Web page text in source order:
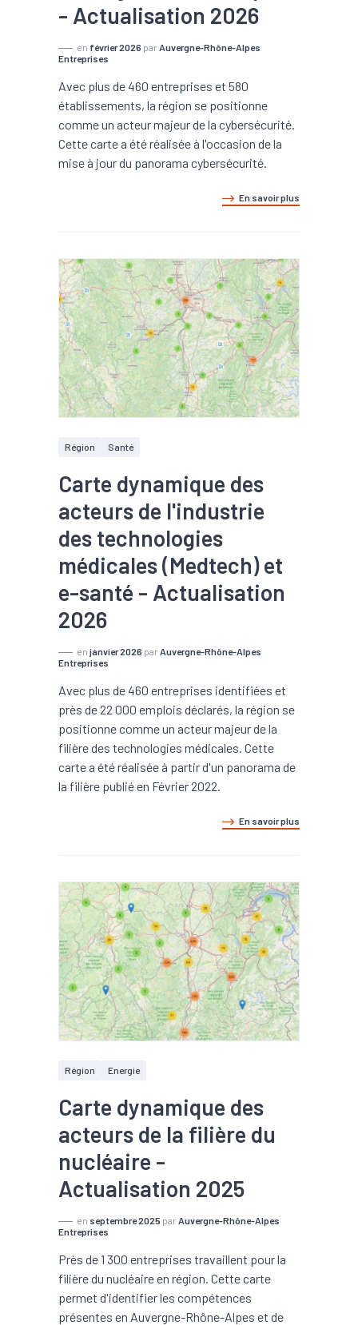
- Actualisation 2026
en février 2026 par Auvergne-Rhône-Alpes
Entreprises
Avec plus de 460 entreprises et 580
établissements, la région se positionne
comme un acteur majeur de la cybersécurité.
Cette carte a été réalisée à l'occasion de la
mise à jour du panorama cybersécurité.
En savoir plus
Région Santé
Carte dynamique des
acteurs de l'industrie
des technologies
médicales (Medtech) et
e-santé - Actualisation
2026
en janvier 2026 par Auvergne-Rhône-Alpes
Entreprises
Avec plus de 460 entreprises identifiées et
près de 22 000 emplois déclarés, la région se
positionne comme un acteur majeur de la
filière des technologies médicales. Cette
carte a été réalisée à partir d'un panorama de
la filière publié en Février 2022.
En savoir plus
Région Energie
Carte dynamique des
acteurs de la filière du
nucléaire -
Actualisation 2025
en septembre 2025 par Auvergne-Rhône-Alpes
Entreprises
Près de 1 300 entreprises travaillent pour la
filière du nucléaire en région. Cette carte
permet d'identifier les compétences
présentes en Auvergne-Rhône-Alpes et de